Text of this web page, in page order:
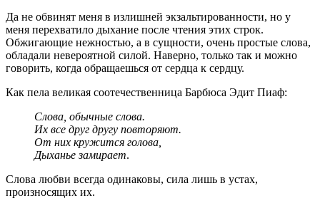
Да не обвинят меня в излишней экзальтированности, но у
меня перехватило дыхание после чтения этих строк.
Обжигающие нежностью, а в сущности, очень простые слова,
обладали невероятной силой. Наверно, только так и можно
говорить, когда обращаешься от сердца к сердцу.
Как пела великая соотечественница Барбюса Эдит Пиаф:
Слова, обычные слова.
Их все друг другу повторяют.
От них кружится голова,
Дыханье замирает.
Слова любви всегда одинаковы, сила лишь в устах,
произносящих их.